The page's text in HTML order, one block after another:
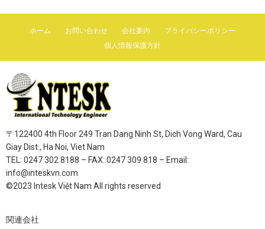
ホーム お問い合わせ 会社案内
プライバシーポリシー
個人情報保護方針
〒122400 4th Floor 249 Tran Dang Ninh St, Dich Vong Ward, Cau
Giay Dist., Ha Noi, Viet Nam
TEL: 0247 302 8188 – FAX: 0247 309 818 – Email:
info@inteskvn.com
©2023 Intesk Việt Nam All rights reserved
関連会社